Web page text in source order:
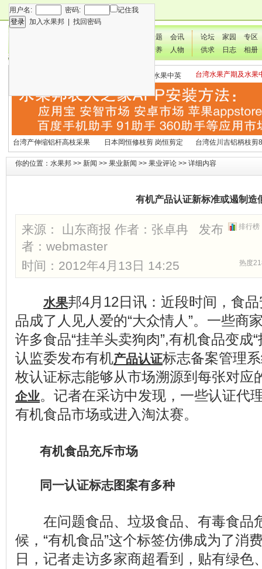
用户名: 密码:
记住我
加入水果邦
找回密码
专题
会讯
营养 人物
论坛 家园
专区
供求
日志 相册
国外水果产期及水果中英
台湾水果产期及水果
文表
台湾产伸缩铝杆高枝采果
剪2270#
日本岡恒修枝剪 岗恒剪定
铗200
台湾佐川吉铝柄枝剪
（欧洲款式）
你的位置： 水果邦 >> 新闻 >> 果业新闻 >> 果业评论 >> 详细内容
有机产品认证新标准或遏制造
排行榜
来源： 山东商报 作者：张卓冉 发布
者： webmaster
热度
时间：2012年4月13日 14:25
水果邦4月12日讯：近段时间，食
品成了人见人爱的“大众情人”。一些商
许多食品“挂羊头卖狗肉”,有机食品变成
认监委发布有机产品认证标志备案管理
枚认证标志能够从市场溯源到每张对应
企业。记者在采访中发现，一些认证代
有机食品市场或进入淘汰赛。
有机食品充斥市场
同一认证标志图案有多种
在问题食品、垃圾食品、有毒食品
候，“有机食品”这个标签仿佛成为了消
日，记者走访多家商超看到，贴有绿色